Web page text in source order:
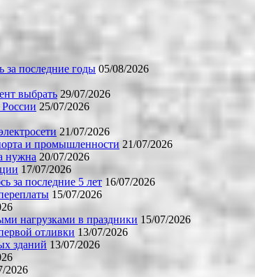
за последние годы 05/08/2026
выбрать 29/07/2026
25/07/2026
21/07/2026
и промышленности 21/07/2026
нужна 20/07/2026
17/07/2026
за последние 5 лет 16/07/2026
15/07/2026
нагрузками в праздники 15/07/2026
отливки 13/07/2026
зданий 13/07/2026
2026